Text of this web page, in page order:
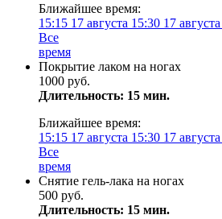
Ближайшее время:
15:15 17 августа 15:30 17 августа
Все
время
Покрытие лаком на ногах
1000 руб.
Длительность: 15 мин.
Ближайшее время:
15:15 17 августа 15:30 17 августа
Все
время
Снятие гель-лака на ногах
500 руб.
Длительность: 15 мин.